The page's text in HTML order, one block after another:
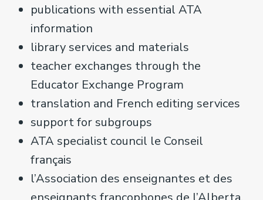
publications with essential ATA
information
library services and materials
teacher exchanges through the
Educator Exchange Program
translation and French editing services
support for subgroups
ATA specialist council le Conseil
français
l’Association des enseignantes et des